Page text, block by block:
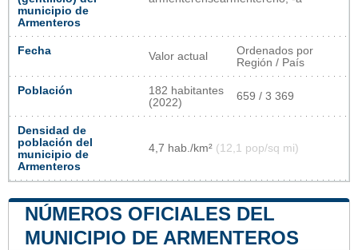
municipio de
Armenteros
Fecha Valor actual
Ordenados por
Región / País
Población
182 habitantes
(2022)
659 / 3 369
Densidad de
población del
municipio de
Armenteros
4,7 hab./km² (12,1 pop/sq mi)
NÚMEROS OFICIALES DEL
MUNICIPIO DE ARMENTEROS